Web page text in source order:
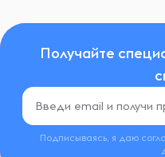
Получайте
Подписываясь, я даю